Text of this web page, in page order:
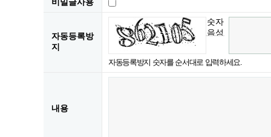
자동등록방
지
숫자
음성
자동등록방지 숫자를 순서대로 입력하세요.
내용